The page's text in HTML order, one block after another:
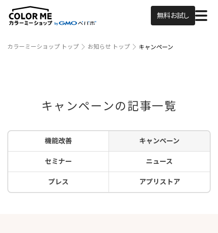
無料お試し
カラーミーショップ トップ お知らせ トップ キャンペーン
キャンペーンの記事一覧
機能改善 キャンペーン
セミナー ニュース
プレス アプリストア